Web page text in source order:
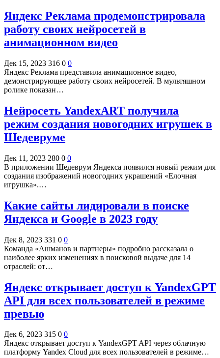
Яндекс Реклама продемонстрировала
работу своих нейросетей в
анимационном видео
Дек 15, 2023 316 0 0
Яндекс Реклама представила анимационное видео,
демонстрирующее работу своих нейросетей. В мультяшном
ролике показан…
Нейросеть YandexART получила
режим создания новогодних игрушек в
Шедевруме
Дек 11, 2023 280 0 0
В приложении Шедеврум Яндекса появился новый режим для
создания изображений новогодних украшений «Елочная
игрушка».…
Какие сайты лидировали в поиске
Яндекса и Google в 2023 году
Дек 8, 2023 331 0 0
Команда «Ашманов и партнеры» подробно рассказала о
наиболее ярких изменениях в поисковой выдаче для 14
отраслей: от…
Яндекс открывает доступ к YandexGPT
API для всех пользователей в режиме
превью
Дек 6, 2023 315 0 0
Яндекс открывает доступ к YandexGPT API через облачную
платформу Yandex Cloud для всех пользователей в режиме…